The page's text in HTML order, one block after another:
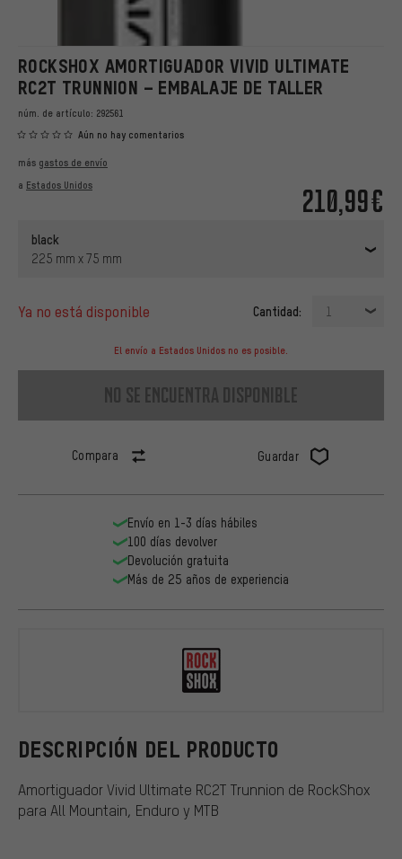
ROCKSHOX AMORTIGUADOR VIVID ULTIMATE
RC2T TRUNNION – EMBALAJE DE TALLER
núm. de artículo: 292561
Aún no hay comentarios
210,99€
más gastos de envío
a Estados Unidos
black
225 mm x 75 mm
ya no está disponible Cantidad: 1
El envío a Estados Unidos no es posible.
no se encuentra disponible
Compara Guardar
DESCRIPCIÓN DEL PRODUCTO
Amortiguador Vivid Ultimate RC2T Trunnion de RockShox
para All Mountain, Enduro y MTB
Envío en 1-3 días hábiles
100 días devolver
Devolución gratuita
Más de 25 años de experiencia